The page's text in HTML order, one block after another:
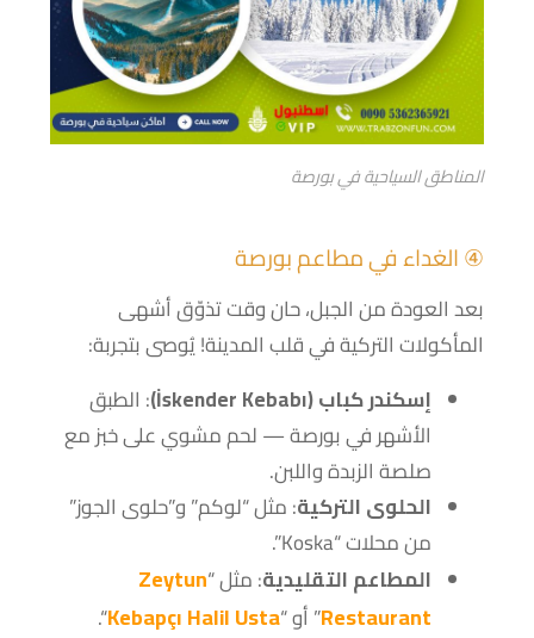
المناطق السياحية في بورصة
④ الغداء في مطاعم بورصة
بعد العودة من الجبل، حان وقت تذوّق أشهى
المأكولات التركية في قلب المدينة! يُوصى بتجربة:
إسكندر كباب (İskender Kebabı)
: الطبق
الأشهر في بورصة — لحم مشوي على خبز مع
صلصة الزبدة واللبن.
الحلوى التركية: مثل “لوكم” و”حلوى الجوز”
من محلات “Koska”.
المطاعم التقليدية: مثل “Zeytun
Restaurant” أو “Kebapçı Halil Usta
“.